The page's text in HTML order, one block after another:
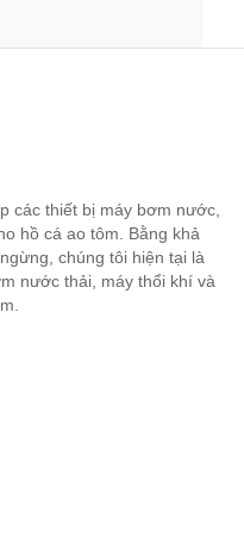
các thiết bị máy bơm nước,
hồ cá ao tôm. Bằng khả
chúng tôi hiện tại là
nước thải, máy thổi khí và